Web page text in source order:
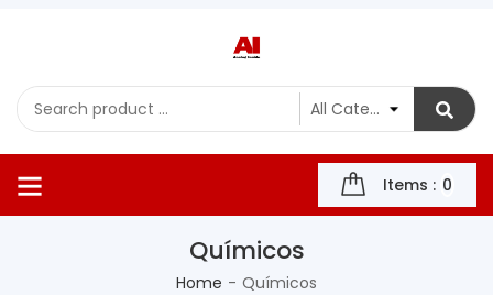
Items : 0
Químicos
Home Químicos